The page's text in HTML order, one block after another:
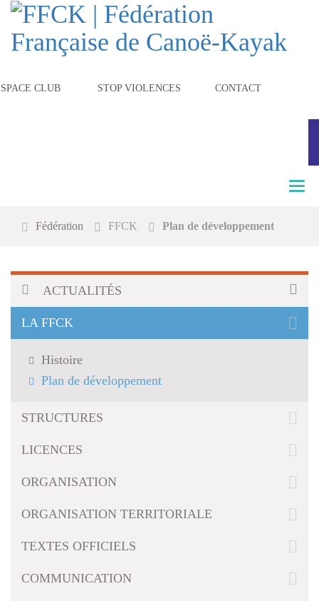
CLUB STOP VIOLENCES CONTACT
T
n
Fédération FFCK Plan de développement
ACTUALITÉS
LA FFCK
Histoire
Plan de développement
STRUCTURES
LICENCES
ORGANISATION
ORGANISATION TERRITORIALE
TEXTES OFFICIELS
COMMUNICATION